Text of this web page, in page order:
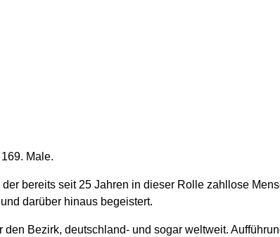
Male.
bereits seit 25 Jahren in dieser Rolle zahllose
darüber hinaus begeistert.
Bezirk, deutschland- und sogar weltweit.